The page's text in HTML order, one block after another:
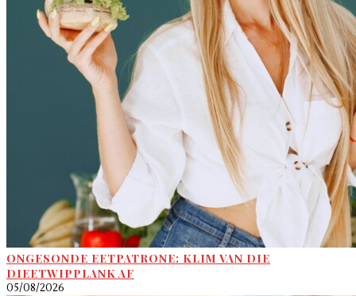
ONGESONDE EETPATRONE: KLIM VAN DIE
DIEETWIPPLANK AF
05/08/2026